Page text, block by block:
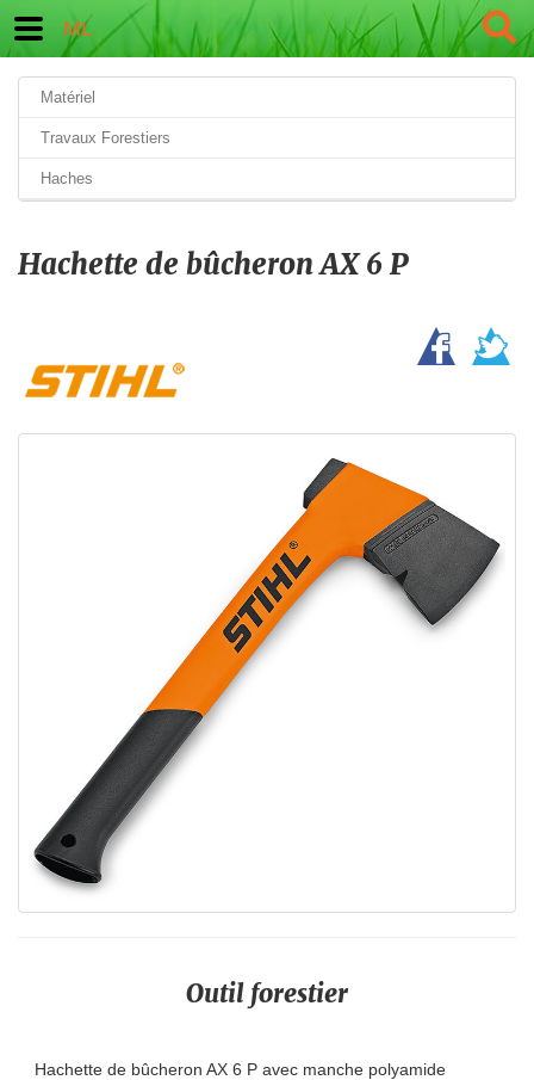
ML
Matériel
Travaux Forestiers
Haches
Hachette de bûcheron AX 6 P
Outil forestier
Hachette de bûcheron AX 6 P avec manche polyamide